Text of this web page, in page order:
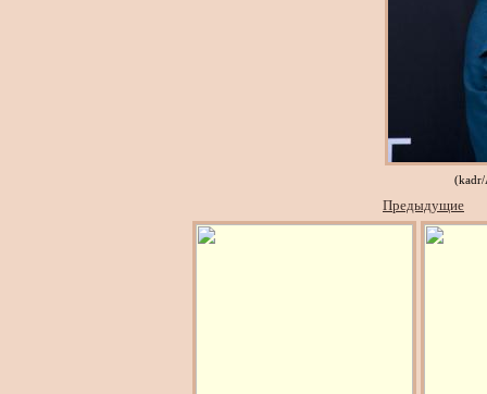
Предыдущие